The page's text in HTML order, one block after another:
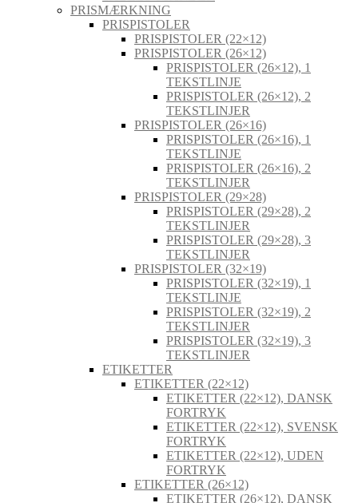
PRISMÆRKNING
PRISPISTOLER
PRISPISTOLER (22×12)
PRISPISTOLER (26×12)
PRISPISTOLER (26×12), 1
TEKSTLINJE
PRISPISTOLER (26×12), 2
TEKSTLINJER
PRISPISTOLER (26×16)
PRISPISTOLER (26×16), 1
TEKSTLINJE
PRISPISTOLER (26×16), 2
TEKSTLINJER
PRISPISTOLER (29×28)
PRISPISTOLER (29×28), 2
TEKSTLINJER
PRISPISTOLER (29×28), 3
TEKSTLINJER
PRISPISTOLER (32×19)
PRISPISTOLER (32×19), 1
TEKSTLINJE
PRISPISTOLER (32×19), 2
TEKSTLINJER
PRISPISTOLER (32×19), 3
TEKSTLINJER
ETIKETTER
ETIKETTER (22×12)
ETIKETTER (22×12), DANSK
FORTRYK
ETIKETTER (22×12), SVENSK
FORTRYK
ETIKETTER (22×12), UDEN
FORTRYK
ETIKETTER (26×12)
ETIKETTER (26×12), DANSK